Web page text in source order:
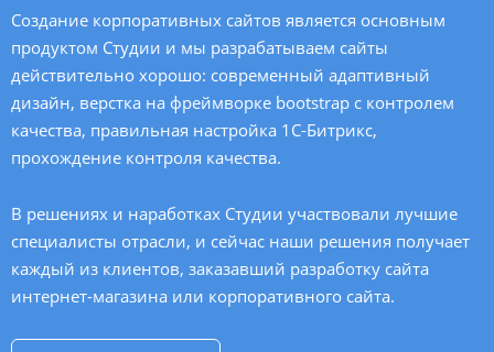
Создание корпоративных сайтов является основным
продуктом Студии и мы разрабатываем сайты
действительно хорошо: современный адаптивный
дизайн, верстка на фреймворке bootstrap с контролем
качества, правильная настройка 1С-Битрикс,
прохождение контроля качества.
В решениях и наработках Студии участвовали лучшие
специалисты отрасли, и сейчас наши решения получает
каждый из клиентов, заказавший разработку сайта
интернет-магазина или корпоративного сайта.